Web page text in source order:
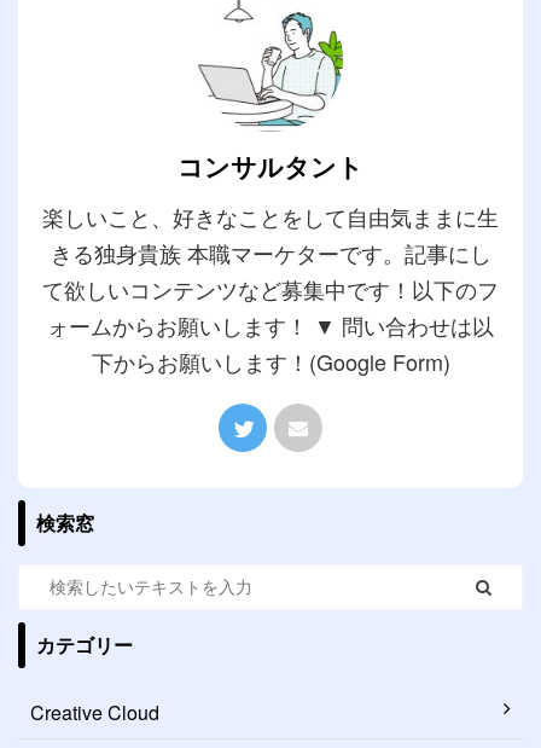
コンサルタント
楽しいこと、好きなことをして自由気ままに生
きる独身貴族 本職マーケターです。記事にし
て欲しいコンテンツなど募集中です！以下のフ
ォームからお願いします！ ▼ 問い合わせは以
下からお願いします！(Google Form)
検索窓
カテゴリー
Creative Cloud